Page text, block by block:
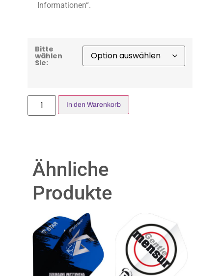
Informationen“.
Bitte
wählen
Sie:
In den Warenkorb
Ähnliche
Produkte